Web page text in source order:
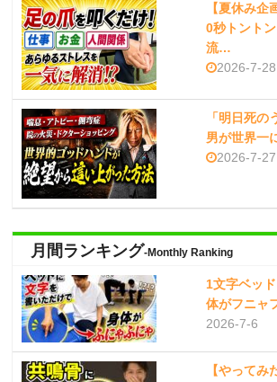
【夏休み企
0秒トント
流…
2026-7-28
「明日死の
男が世界一
2026-7-27
月間ランキング-Monthly Ranking
1文字ベッ
体がフニャ
2026-7-6
【やってみ